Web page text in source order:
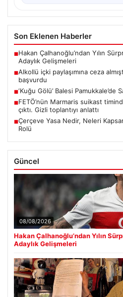
Son Eklenen Haberler
■Hakan Çalhanoğlu’ndan Yılın
Adaylık Gelişmeleri
■Alkollü içki paylaşımına ceza
başvurdu
■‘Kuğu Gölü’ Balesi
■FETÖ’nün Marmaris suikast
çıktı. Gizli toplantıyı anlattı
■Çerçeve Yasa Nedir, Neleri
Rolü
Güncel
08/08/2026
Hakan Çalhanoğlu’ndan Yılın
Adaylık Gelişmeleri